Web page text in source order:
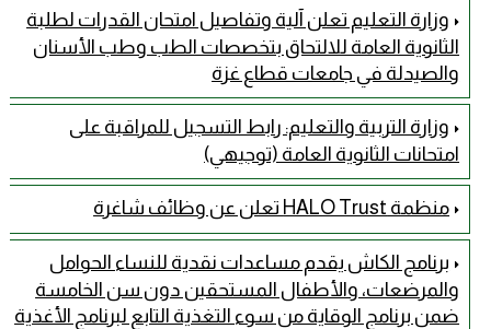
وزارة التعليم تعلن آلية وتفاصيل امتحان القدرات لطلبة
الثانوية العامة للالتحاق بتخصصات الطب وطب الأسنان
والصيدلة في جامعات قطاع غزة
وزارة التربية والتعليم: رابط التسجيل للمراقبة على
امتحانات الثانوية العامة (توجيهي)
منظمة HALO Trust تعلن عن وظائف شاغرة
برنامج الكاش يقدم مساعدات نقدية للنساء الحوامل
والمرضعات، والأطفال المستحقين دون سن الخامسة
ضمن برنامج الوقاية من سوء التغذية التابع لبرنامج الأغذية